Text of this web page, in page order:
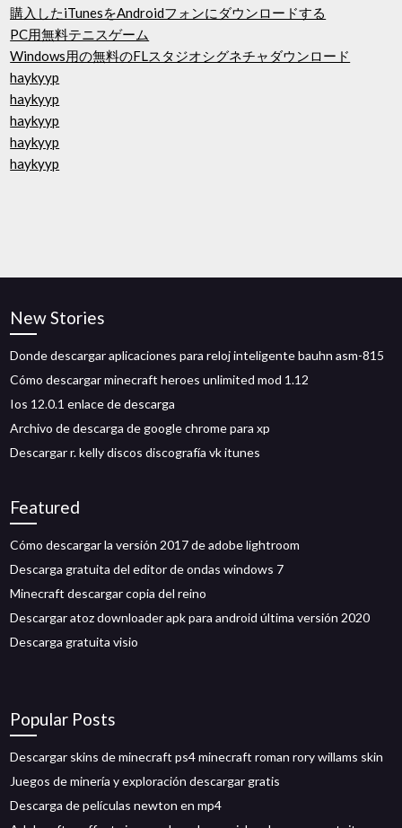
購入したiTunesをAndroidフォンにダウンロードする
PC用無料テニスゲーム
Windows用の無料のFLスタジオシグネチャダウンロード
haykyyp
haykyyp
haykyyp
haykyyp
haykyyp
New Stories
Donde descargar aplicaciones para reloj inteligente bauhn asm-815
Cómo descargar minecraft heroes unlimited mod 1.12
Ios 12.0.1 enlace de descarga
Archivo de descarga de google chrome para xp
Descargar r. kelly discos discografía vk itunes
Featured
Cómo descargar la versión 2017 de adobe lightroom
Descarga gratuita del editor de ondas windows 7
Minecraft descargar copia del reino
Descargar atoz downloader apk para android última versión 2020
Descarga gratuita visio
Popular Posts
Descargar skins de minecraft ps4 minecraft roman rory willams skin
Juegos de minería y exploración descargar gratis
Descarga de películas newton en mp4